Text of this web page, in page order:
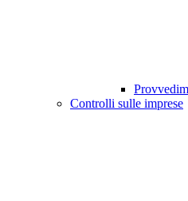
Controlli sulle imprese